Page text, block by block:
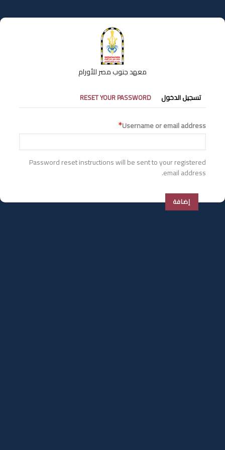
إلى
المحتوى
معهد جنوب مصر للأورام
التبويبات
الأساسية
تسجيل الدخول RESET YOUR PASSWORD
Username or email address
Password reset instructions will be sent to your registered
email address.